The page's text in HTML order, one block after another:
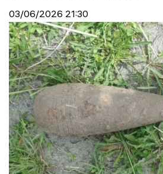
03/06/2026 21:30